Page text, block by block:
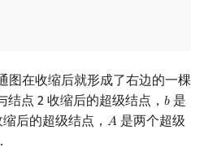
图在收缩后就形成了右边的一棵
结点 2 收缩后的超级结点，𝑏
b 是
后的超级结点， 𝐴
A 是两个超级